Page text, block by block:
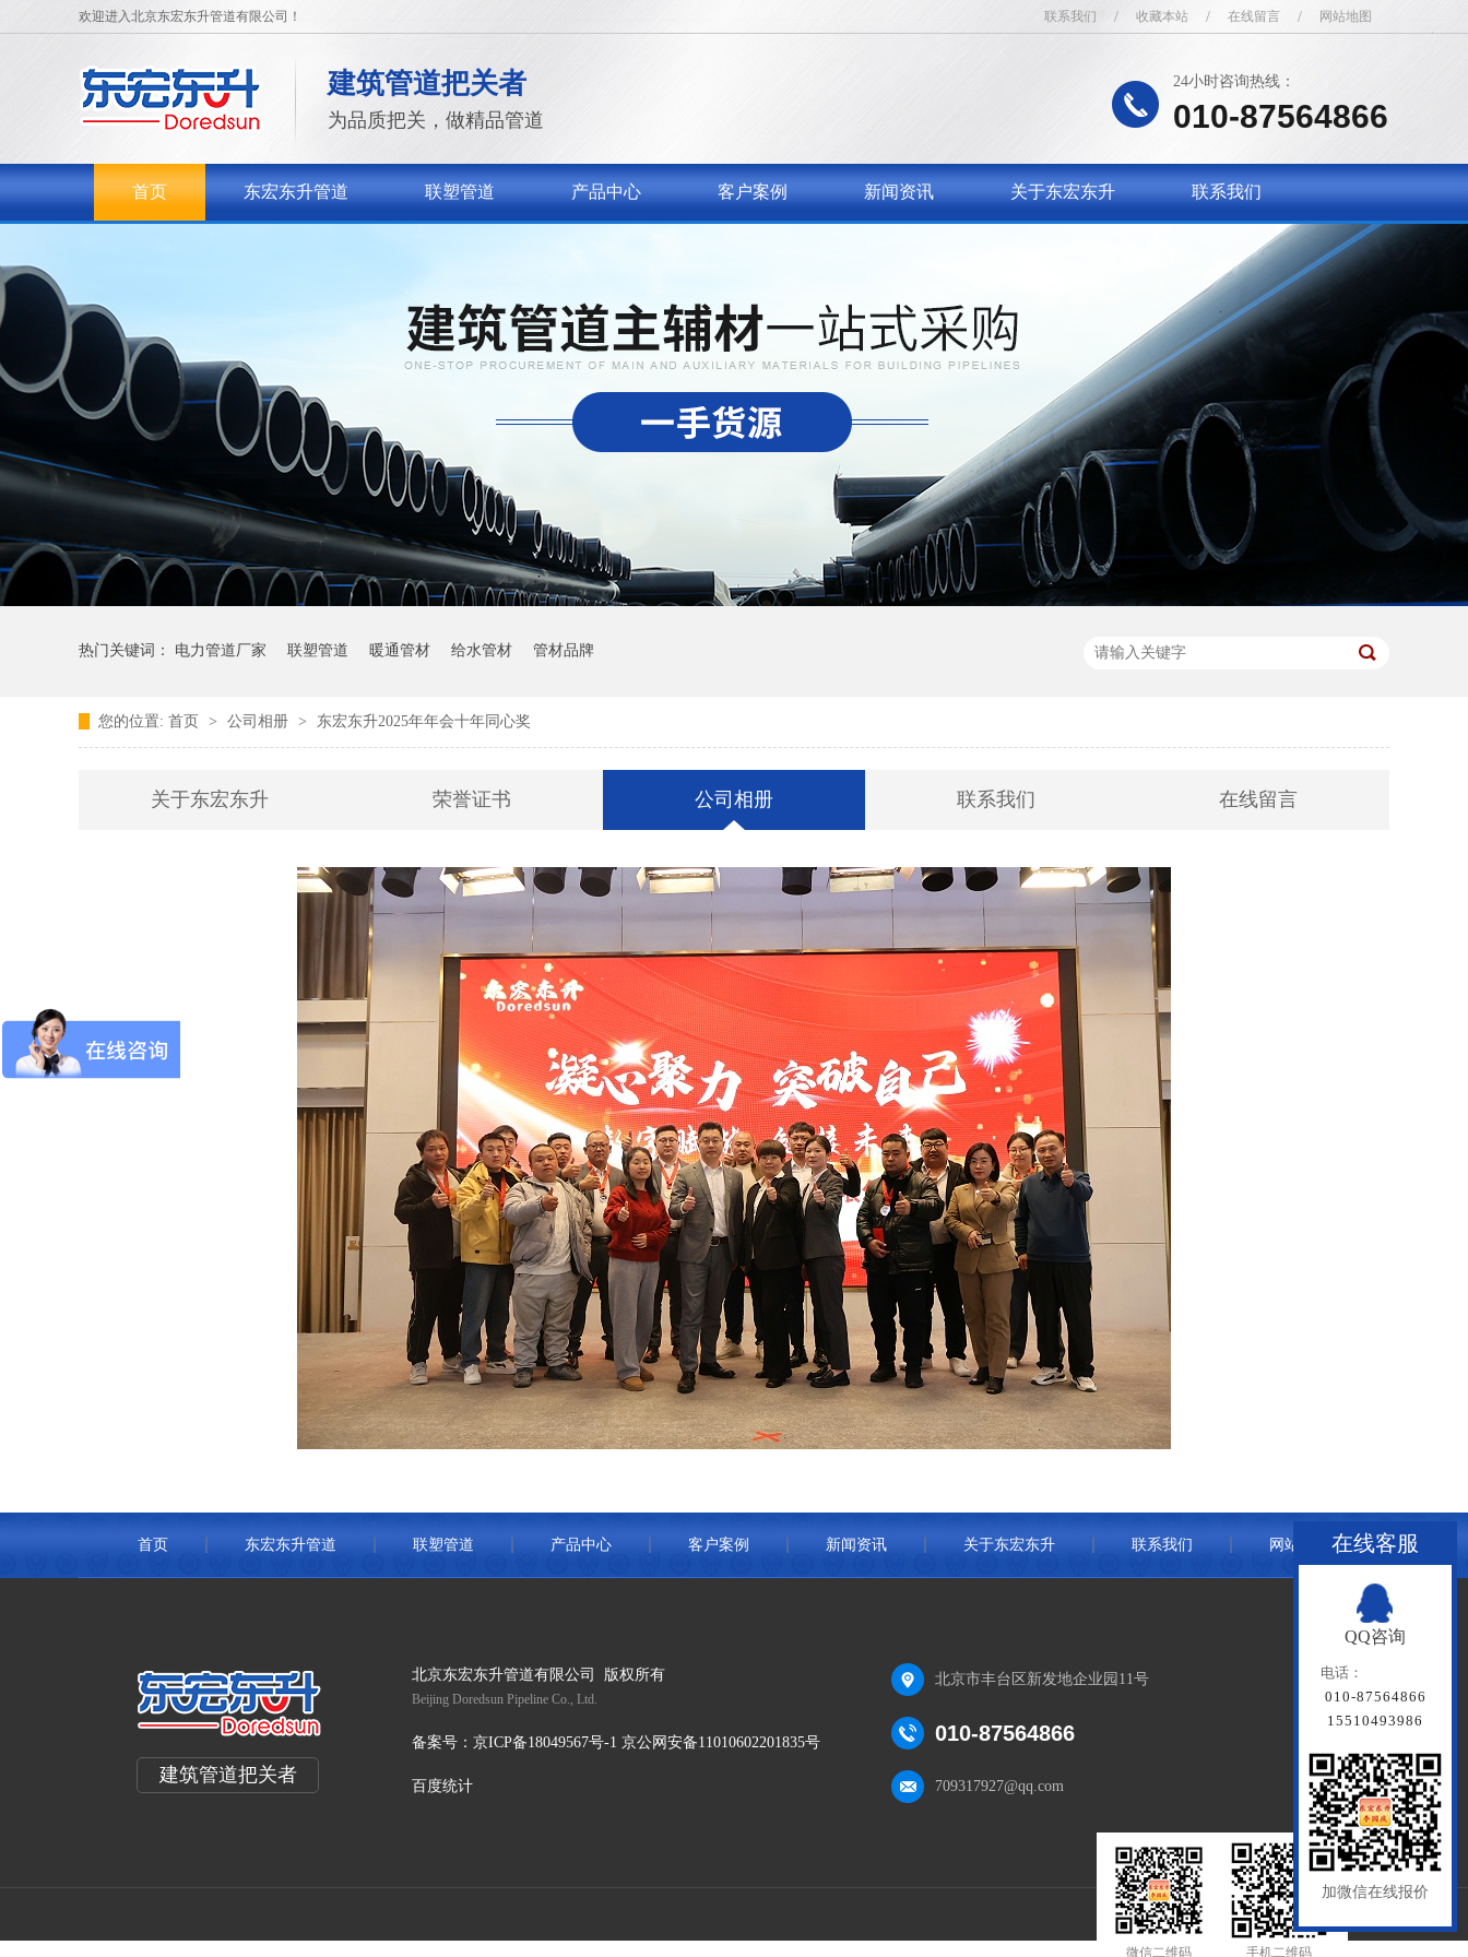
欢迎进入北京东宏东升管道有限公司！ 联系我们 / 收藏本站 / 在线留言 / 网站地图
建筑管道把关者
为品质把关，做精品管道
24小时咨询热线：
010-87564866
首页 东宏东升管道 联塑管道 产品中心 客户案例 新闻资讯 关于东宏东升 联系我们
热门关键词： 电力管道厂家 联塑管道 暖通管材 给水管材 管材品牌
您的位置: 首页 > 公司相册 > 东宏东升2025年年会十年同心奖
关于东宏东升 荣誉证书 公司相册 联系我们 在线留言
首页 东宏东升管道 联塑管道 产品中心 客户案例 新闻资讯 关于东宏东升 联系我们 网站地图
建筑管道把关者
北京东宏东升管道有限公司 版权所有
Beijing Doredsun Pipeline Co., Ltd.
备案号： 京ICP备18049567号-1 京公网安备11010602201835号
百度统计
北京市丰台区新发地企业园11号
010-87564866
709317927@qq.com
微信二维码 手机二维码
在线客服
QQ咨询
电话：
010-87564866
15510493986
加微信在线报价